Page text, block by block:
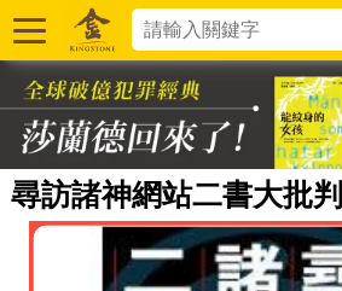
尋訪諸神網站二書大批判